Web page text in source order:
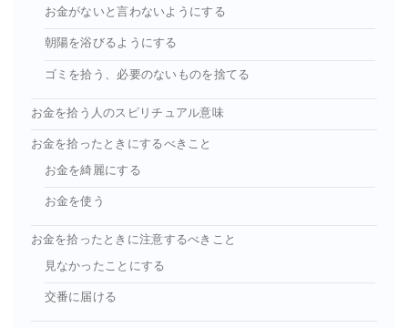
お金がないと言わないようにする
朝陽を浴びるようにする
ゴミを拾う、必要のないものを捨てる
お金を拾う人のスピリチュアル意味
お金を拾ったときにするべきこと
お金を綺麗にする
お金を使う
お金を拾ったときに注意するべきこと
見なかったことにする
交番に届ける